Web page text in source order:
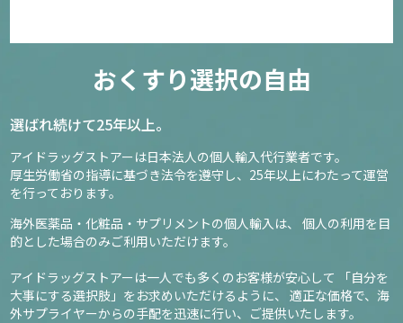
おくすり選択の自由
選ばれ続けて25年以上。
アイドラッグストアーは日本法人の個人輸入代行業者です。
厚生労働省の指導に基づき法令を遵守し、 25年以上にわたって運営
を行っております。
海外医薬品・化粧品・サプリメントの個人輸入は、
個人の利用を目
的とした場合のみご利用いただけます。
アイドラッグストアーは一人でも多くのお客様が安心して
「自分を
大事にする選択肢」をお求めいただけるように、
適正な価格で、海
外サプライヤーからの手配を迅速に行い、ご提供いたします。